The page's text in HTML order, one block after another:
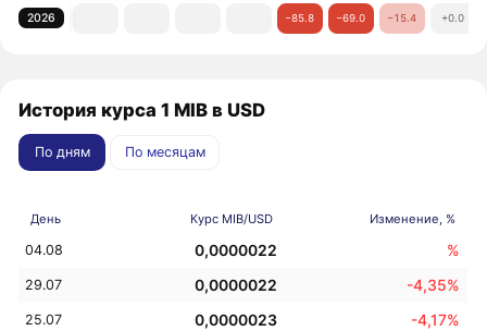
2026 −85.8 −69.0 −15.4 +0.0
История курса 1 MIB в USD
По дням По месяцам
День Курс MIB/USD Изменение, %
04.08 0,0000022 %
29.07 0,0000022 -4,35%
25.07 0,0000023 -4,17%